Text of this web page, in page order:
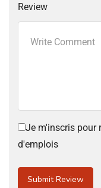
Review
Je m'inscris pour
d'emplois